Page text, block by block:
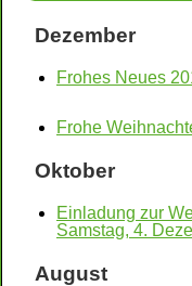
Dezember
Frohes Neues
Frohe
Oktober
Einladung zur
Samstag, 4.
August